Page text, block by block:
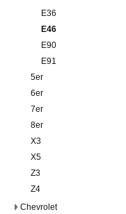
E36
E46
E90
E91
5er
6er
7er
8er
X3
X5
Z3
Z4
Chevrolet